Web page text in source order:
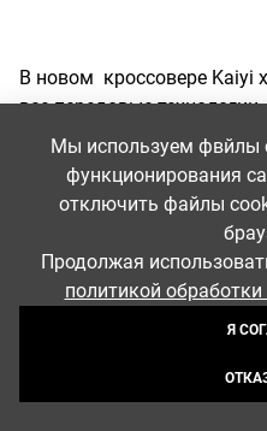
В новом кроссовере Kaiyi
все передовые
автомобиль
качеству не уступают
Экстерьер и интерьер
Новый автомобиль x3 pro
выразительный дизайн и
элегантность
стиля. Все детали
На нашем сайте
помогающие сделать его
пользоваться сайтом, вы
использование.
Мы используем фвйлы
функционирования
отключить файлы
Продолжая
политикой
Я